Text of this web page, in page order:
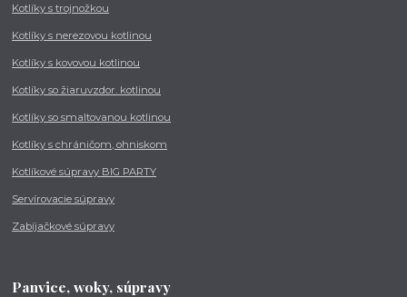
Kotlíky s trojnožkou
Kotlíky s nerezovou kotlinou
Kotlíky s kovovou kotlinou
Kotlíky so žiaruvzdor. kotlinou
Kotlíky so smaltovanou kotlinou
Kotlíky s chráničom, ohniskom
Kotlíkové súpravy BIG PARTY
Servírovacie súpravy
Zabíjačkové súpravy
Panvice, woky, súpravy